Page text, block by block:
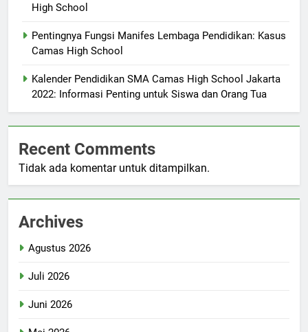
High School
Pentingnya Fungsi Manifes Lembaga Pendidikan: Kasus
Camas High School
Kalender Pendidikan SMA Camas High School Jakarta
2022: Informasi Penting untuk Siswa dan Orang Tua
Recent Comments
Tidak ada komentar untuk ditampilkan.
Archives
Agustus 2026
Juli 2026
Juni 2026